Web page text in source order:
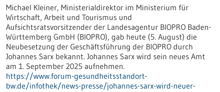
Michael Kleiner, Ministerialdirektor im Ministerium für
Wirtschaft, Arbeit und Tourismus und
Aufsichtsratsvorsitzender der Landesagentur BIOPRO Baden-
Württemberg GmbH (BIOPRO), gab heute (5. August) die
Neubesetzung der Geschäftsführung der BIOPRO durch
Johannes Sarx bekannt. Johannes Sarx wird sein neues Amt
am 1. September 2025 aufnehmen.
https://www.forum-gesundheitsstandort-
bw.de/infothek/news-presse/johannes-sarx-wird-neuer-